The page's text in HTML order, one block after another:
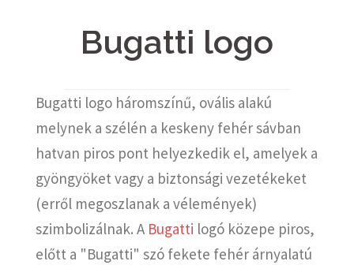
Bugatti logo
Bugatti logo háromszínű, ovális alakú
melynek a szélén a keskeny fehér sávban
hatvan piros pont helyezkedik el, amelyek a
gyöngyöket vagy a biztonsági vezetékeket
(erről megoszlanak a vélemények)
szimbolizálnak. A Bugatti logó közepe piros,
előtt a "Bugatti" szó fekete fehér árnyalatú